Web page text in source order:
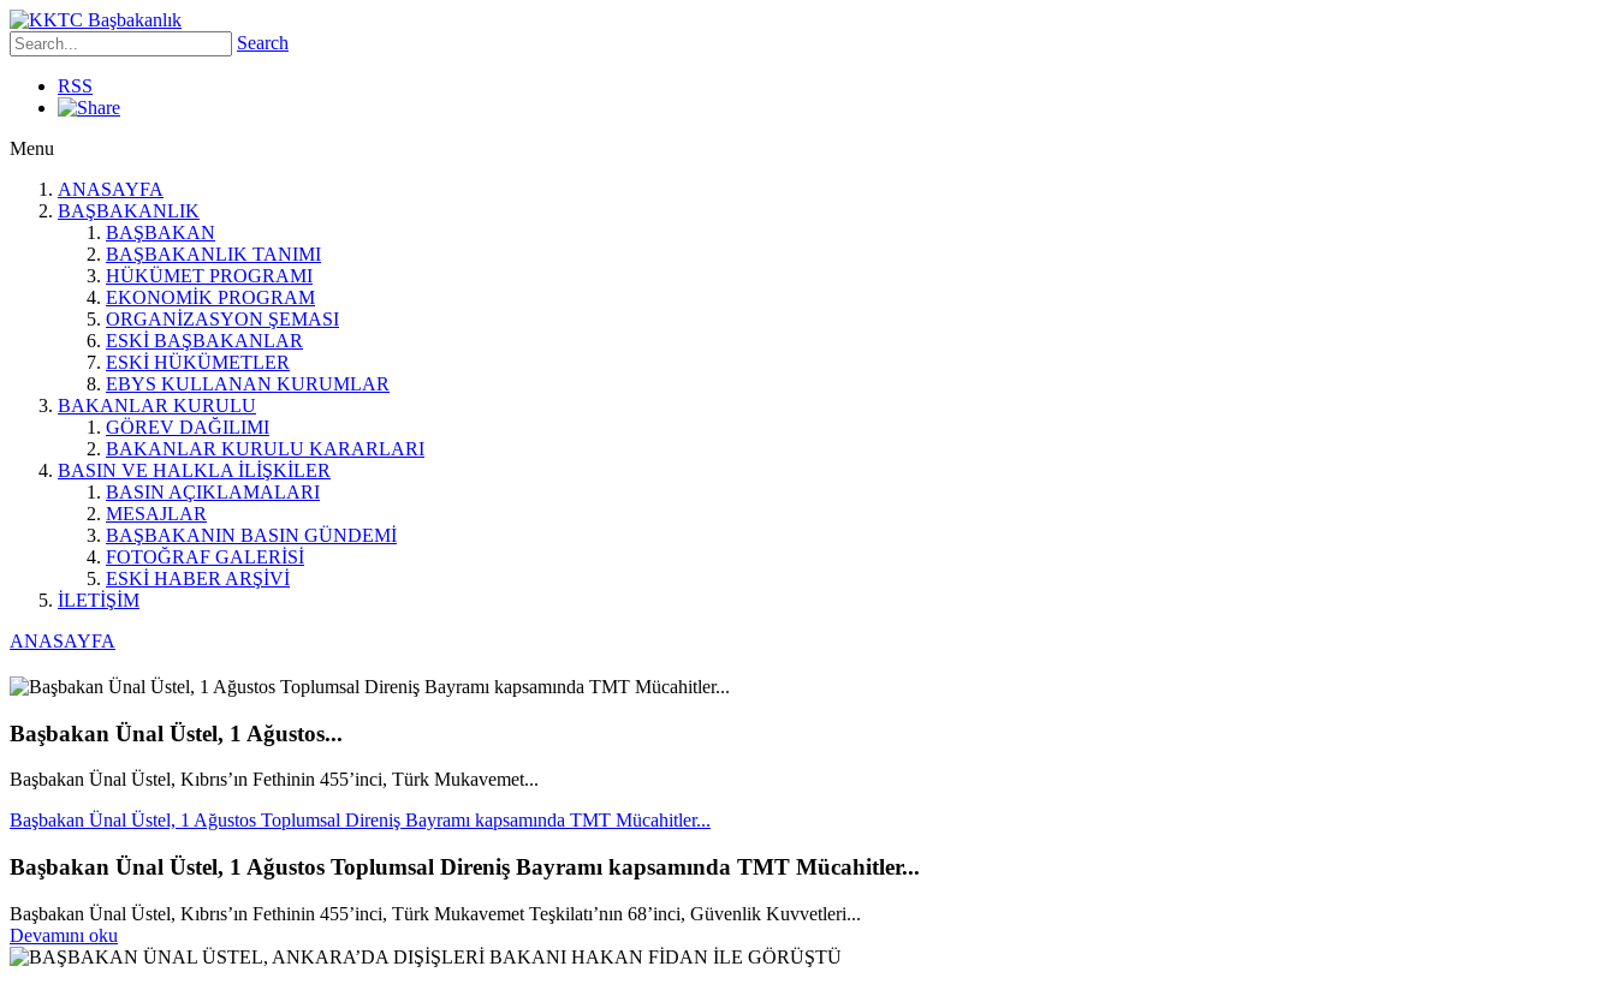
Search
RSS
Menu
ANASAYFA
BAŞBAKANLIK
BAŞBAKAN
BAŞBAKANLIK TANIMI
HÜKÜMET PROGRAMI
EKONOMİK PROGRAM
ORGANİZASYON ŞEMASI
ESKİ BAŞBAKANLAR
ESKİ HÜKÜMETLER
EBYS KULLANAN KURUMLAR
BAKANLAR KURULU
GÖREV DAĞILIMI
BAKANLAR KURULU KARARLARI
BASIN VE HALKLA İLİŞKİLER
BASIN AÇIKLAMALARI
MESAJLAR
BAŞBAKANIN BASIN GÜNDEMİ
FOTOĞRAF GALERİSİ
ESKİ HABER ARŞİVİ
İLETİŞİM
ANASAYFA
Başbakan Ünal Üstel, 1 Ağustos...
Başbakan Ünal Üstel, Kıbrıs’ın Fethinin 455’inci, Türk Mukavemet...
Başbakan Ünal Üstel, 1 Ağustos Toplumsal Direniş Bayramı kapsamında TMT Mücahitler...
Başbakan Ünal Üstel, 1 Ağustos Toplumsal Direniş Bayramı kapsamında TMT Mücahitler...
Başbakan Ünal Üstel, Kıbrıs’ın Fethinin 455’inci, Türk Mukavemet Teşkilatı’nın 68’inci, Güvenlik Kuvvetleri...
Devamını oku